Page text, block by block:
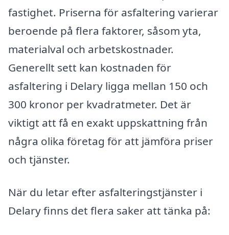
fastighet. Priserna för asfaltering varierar
beroende på flera faktorer, såsom yta,
materialval och arbetskostnader.
Generellt sett kan kostnaden för
asfaltering i Delary ligga mellan 150 och
300 kronor per kvadratmeter. Det är
viktigt att få en exakt uppskattning från
några olika företag för att jämföra priser
och tjänster.
När du letar efter asfalteringstjänster i
Delary finns det flera saker att tänka på: